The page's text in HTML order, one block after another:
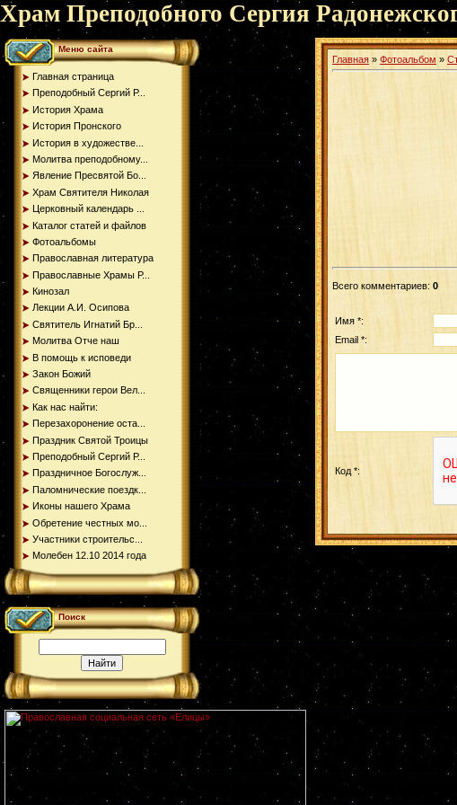
Храм Преподобного Сергия
Меню сайта
Главная страница
Преподобный Сергий Р...
История Храма
История Пронского
История в художестве...
Молитва преподобному...
Явление Пресвятой Бо...
Храм Святителя Николая
Церковный календарь ...
Каталог статей и файлов
Фотоальбомы
Православная литература
Православные Храмы Р...
Кинозал
Лекции А.И. Осипова
Святитель Игнатий Бр...
Молитва Отче наш
В помощь к исповеди
Закон Божий
Священники герои Вел...
Как нас найти:
Перезахоронение оста...
Праздник Святой Троицы
Преподобный Сергий Р...
Праздничное Богослуж...
Паломнические поездк...
Иконы нашего Храма
Обретение честных мо...
Участники строительс...
Молебен 12.10 2014 года
Поиск
Главная » Фотоальбом »
Всего комментариев: 0
Имя *:
Email *:
Код *: